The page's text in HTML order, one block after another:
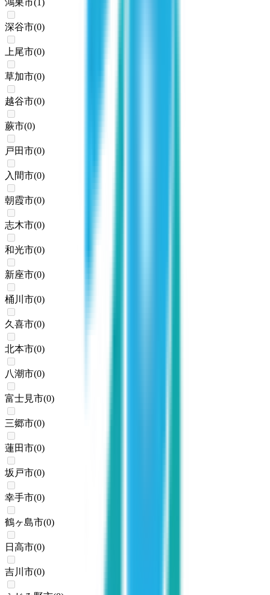
鴻巣市(1)
深谷市(0)
上尾市(0)
草加市(0)
越谷市(0)
蕨市(0)
戸田市(0)
入間市(0)
朝霞市(0)
志木市(0)
和光市(0)
新座市(0)
桶川市(0)
久喜市(0)
北本市(0)
八潮市(0)
富士見市(0)
三郷市(0)
蓮田市(0)
坂戸市(0)
幸手市(0)
鶴ヶ島市(0)
日高市(0)
吉川市(0)